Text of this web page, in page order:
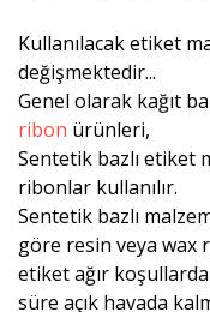
Kullanılacak etiket
değişmektedir...
Genel olarak kağıt
ribon ürünleri,
Sentetik bazlı etiket
ribonlar kullanılır.
Sentetik bazlı
göre resin veya wax
etiket ağır
süre açık havada